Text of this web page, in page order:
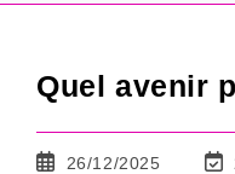
Quel avenir
Publication
26/12/2025